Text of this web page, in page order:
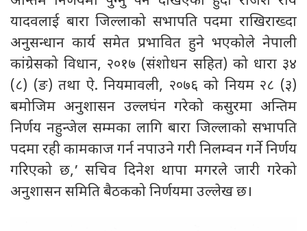
यादवलाई बारा जिल्लाको सभापति पदमा राखिराख्दा
अनुसन्धान कार्य समेत प्रभावित हुने भएकोले नेपाली
कांग्रेसको विधान, २०१७ (संशोधन सहित) को धारा ३४
(८) (ङ) तथा ऐ. नियमावली, २०७६ को नियम २८ (३)
बमोजिम अनुशासन उल्लघंन गरेको कसुरमा अन्तिम
निर्णय नहुन्जेल सम्मका लागि बारा जिल्लाको सभापति
पदमा रही कामकाज गर्न नपाउने गरी निलम्वन गर्ने निर्णय
गरिएको छ,’ सचिव दिनेश थापा मगरले जारी गरेको
अनुशासन समिति बैठकको निर्णयमा उल्लेख छ।